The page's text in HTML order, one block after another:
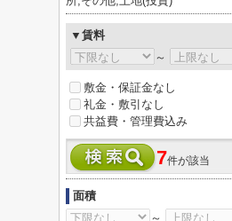
▼賃料
～
敷金・保証金なし
礼金・敷引なし
共益費・管理費込み
7件が該当
面積
～